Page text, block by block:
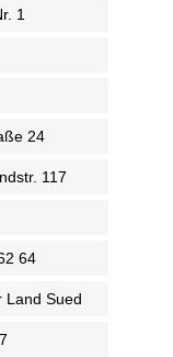
1
24
117
64
Land Sued